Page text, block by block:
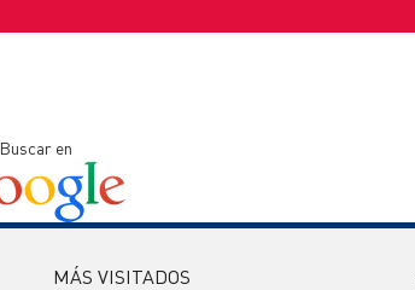
Buscar en
MÁS VISITADOS